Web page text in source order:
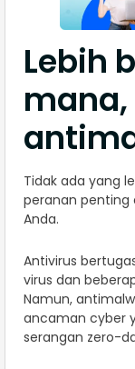
Lebih
Tidak ada yang
peranan penting
Anda.
Antivirus
virus dan
Namun,
ancaman cyber
serangan zero-